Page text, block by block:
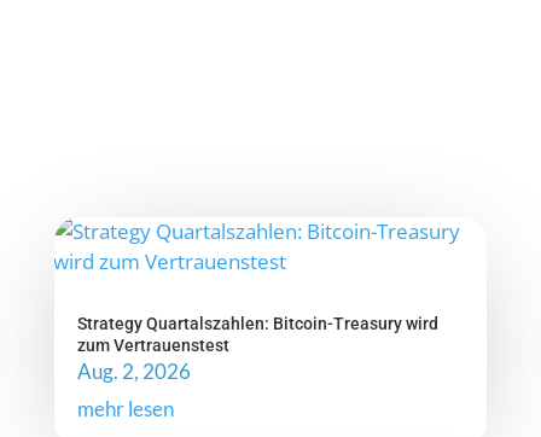
Strategy Quartalszahlen: Bitcoin-Treasury wird
zum Vertrauenstest
Aug. 2, 2026
mehr lesen